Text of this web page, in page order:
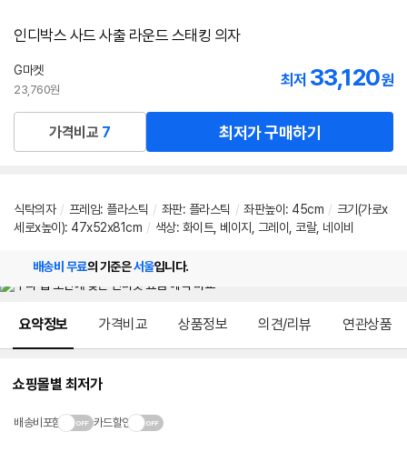
인디박스 사드 사출 라운드 스태킹 의자
G마켓
23,760원
최저 33,120원
가격비교 7 최저가 구매하기
식탁의자 / 프레임: 플라스틱 / 좌판: 플라스틱 / 좌판높이 : 45cm / 크기(가로x
세로x높이): 47x52x81cm / 색상: 화이트, 베이지, 그레이, 코랄, 네이비
배송비 무료의 기준은서울입니다.
요약정보 가격비교 상품정보 의견/리뷰 연관상품
쇼핑몰별 최저가
배송비포함 카드할인